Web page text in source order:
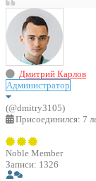
Дмитрий Карлов
Администратор
(@dmitry3105)
Присоединился: 7
Noble Member
Записи: 1326